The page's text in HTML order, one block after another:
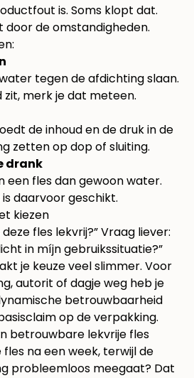
is. Soms klopt dat.
door de omstandigheden.
tegen de afdichting slaan.
zit, merk je dat meteen.
de inhoud en de druk in de
zetten op dop of sluiting.
drank
een fles dan gewoon water.
daarvoor geschikt.
kiezen
fles lekvrij?” Vraag liever:
in míjn gebruikssituatie?”
je keuze veel slimmer. Voor
autorit of dagje weg heb je
betrouwbaarheid
op de verpakking.
betrouwbare lekvrije fles
na een week, terwijl de
probleemloos meegaat? Dat